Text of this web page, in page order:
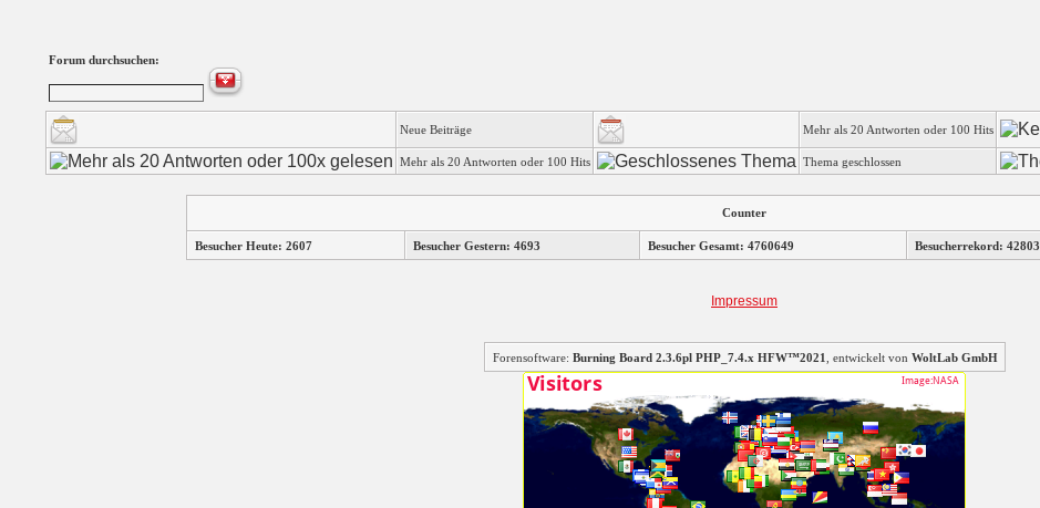
Forum durchsuchen:
Neue Beiträge Mehr als 20 Antworten oder 100 Hits
Mehr als 20 Antworten oder 100 Hits Thema geschlossen
Counter
Besucher Heute: 2607 Besucher Gestern: 4693 Besucher Gesamt: 4760649 Besucherrekord: 42803
Impressum
Forensoftware: Burning Board 2.3.6pl PHP_7.4.x HFW™2021 , entwickelt von WoltLab GmbH